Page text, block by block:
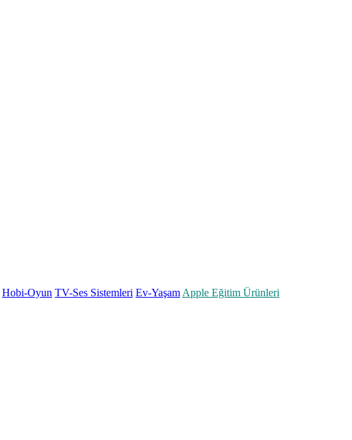
Hobi-Oyun TV-Ses Sistemleri Ev-Yaşam Apple Eğitim Ürünleri